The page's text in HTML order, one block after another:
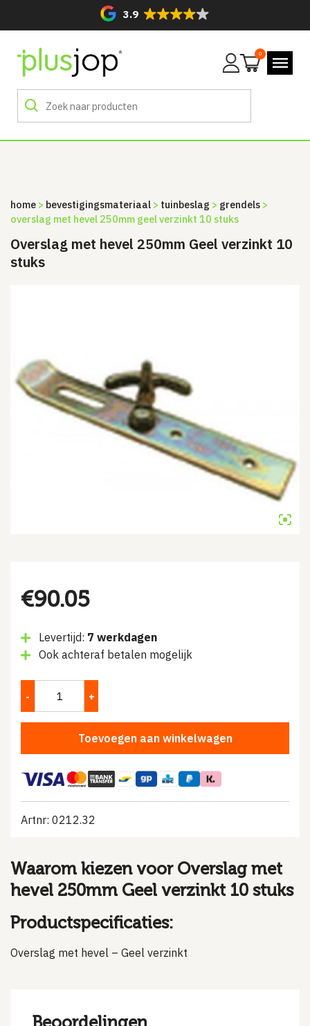
3.9
Mijn
0
home > bevestigingsmateriaal > tuinbeslag > grendels >
overslag met hevel 250mm geel verzinkt 10 stuks
Overslag met hevel 250mm Geel verzinkt 10
stuks
€90.05
Levertijd: 7 werkdagen
Ook achteraf betalen mogelijk
Toevoegen aan winkelwagen
Artnr: 0212.32
Waarom kiezen voor Overslag met
hevel 250mm Geel verzinkt 10 stuks
Productspecificaties:
Overslag met hevel – Geel verzinkt